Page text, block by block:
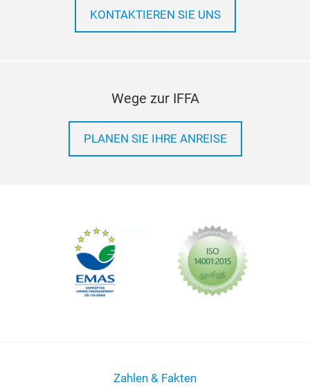
KONTAKTIEREN SIE UNS
Wege zur IFFA
PLANEN SIE IHRE ANREISE
Zahlen & Fakten